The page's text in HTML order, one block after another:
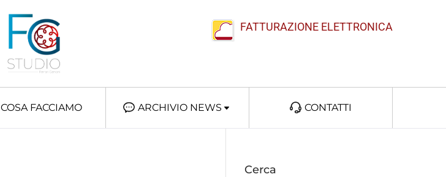
FATTURAZIONE ELETTRONICA
COSA FACCIAMO ARCHIVIO NEWS CONTATTI
Cerca